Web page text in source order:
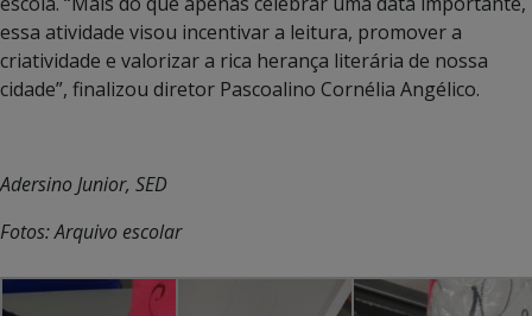
essa atividade visou incentivar a leitura, promover a
criatividade e valorizar a rica herança literária de nossa
cidade”, finalizou diretor Pascoalino Cornélia Angélico.
Adersino Junior, SED
Fotos: Arquivo escolar